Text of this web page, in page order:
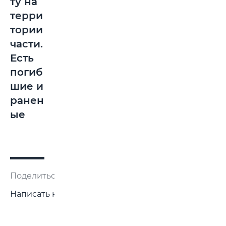
терри
тории
части.
Есть
погиб
шие и
ранен
ые
Поделиться:
Написать нам